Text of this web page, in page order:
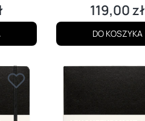
Cena
119,00 zł
DO KOSZYKA